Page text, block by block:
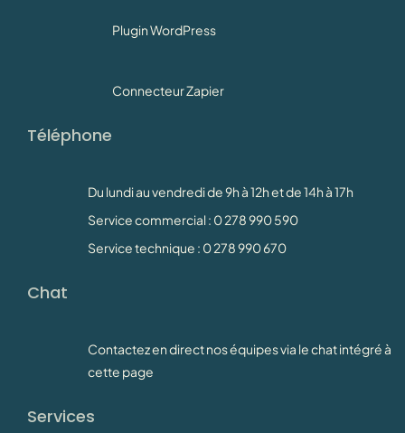
Plugin WordPress
Connecteur Zapier
Téléphone
Du lundi au vendredi de 9h à 12h et de 14h à 17h
Service commercial : 0 278 990 590
Service technique : 0 278 990 670
Chat
Contactez en direct nos équipes via le chat intégré à
cette page
Services